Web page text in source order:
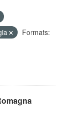
Formats: